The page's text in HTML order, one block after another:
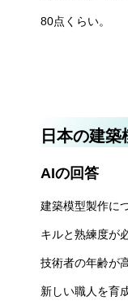
80点くらい。
日本の建築
AIの回答
建築模型製作に
キルと熟練度が
技術者の年齢が
新しい職人を育